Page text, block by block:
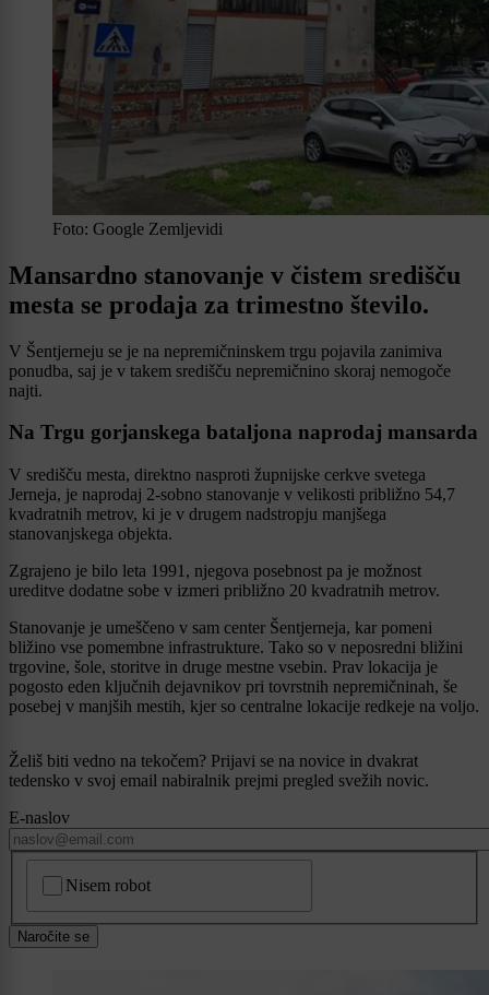
Foto: Google Zemljevidi
Mansardno stanovanje v čistem središču
mesta se prodaja za trimestno število.
V Šentjerneju se je na nepremičninskem trgu pojavila zanimiva
ponudba, saj je v takem središču nepremičnino skoraj nemogoče
najti.
Na Trgu gorjanskega bataljona naprodaj mansarda
V središču mesta, direktno nasproti župnijske cerkve svetega
Jerneja, je naprodaj 2-sobno stanovanje v velikosti približno 54,7
kvadratnih metrov, ki je v drugem nadstropju manjšega
stanovanjskega objekta.
Zgrajeno je bilo leta 1991, njegova posebnost pa je možnost
ureditve dodatne sobe v izmeri približno 20 kvadratnih metrov.
Stanovanje je umeščeno v sam center Šentjerneja, kar pomeni
bližino vse pomembne infrastrukture. Tako so v neposredni bližini
trgovine, šole, storitve in druge mestne vsebin. Prav lokacija je
pogosto eden ključnih dejavnikov pri tovrstnih nepremičninah, še
posebej v manjših mestih, kjer so centralne lokacije redkeje na voljo.
Želiš biti vedno na tekočem? Prijavi se na novice in dvakrat
tedensko v svoj email nabiralnik prejmi pregled svežih novic.
E-naslov
Nisem robot
Naročite se